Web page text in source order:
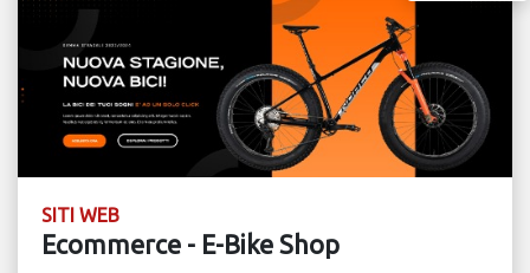
SITI WEB
Ecommerce - E-Bike Shop